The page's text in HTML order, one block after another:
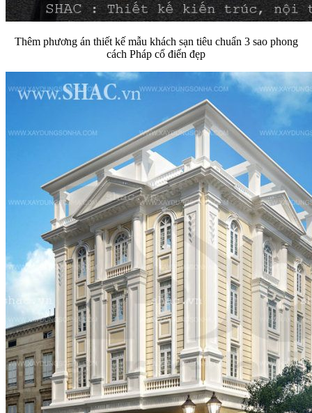
Thêm phương án thiết kế mẫu khách sạn tiêu chuẩn 3 sao phong
cách Pháp cổ điển đẹp